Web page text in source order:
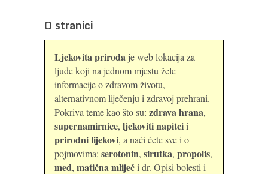
O stranici
Ljekovita priroda je web lokacija za
ljude koji na jednom mjestu žele
informacije o zdravom životu,
alternativnom liječenju i zdravoj prehrani.
Pokriva teme kao što su: zdrava hrana,
supernamirnice, ljekoviti napitcii
prirodni lijekovi, a naći ćete sve i o
pojmovima: serotonin, sirutka, propolis,
med, matična mliječi dr. Opisi bolesti i